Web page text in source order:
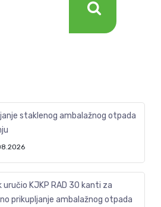
staklenog ambalažnog otpada
uručio KJKP RAD 30 kanti za
prikupljanje ambalažnog otpada